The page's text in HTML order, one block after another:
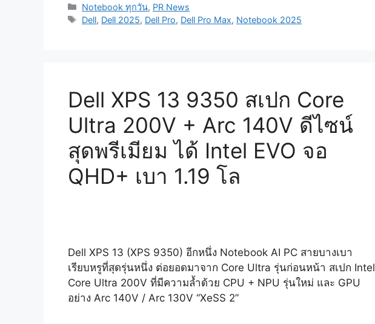
การ
เปลี่ยน
ปรับ
โฉม
ดีไซน์
สาย
ผลิตภัณฑ์
รี
Intel
/
AMD
ใน
Categories
Notebook ทุกวัน, PR News
Tags
Dell, Dell 2025, Dell Pro, Dell Pro Max, Notebook 2025
Dell XPS 13 9350 สเปก Core
Ultra 200V + Arc 140V ดีไซน์
สุดพรีเมียม ได้ Intel EVO จอ
QHD+ เบา 1.19 โล
Dell XPS 13 (XPS 9350) อีกหนึ่ง Notebook AI PC สายบางเบา
เรียบหรูที่สุดรุ่นหนึ่ง ต่อยอดมาจาก Core Ultra รุ่นก่อนหน้า สเปก Intel
Core Ultra 200V ที่มีความล้ำด้วย CPU + NPU รุ่นใหม่ และ GPU
อย่าง Arc 140V / Arc 130V “XeSS 2”